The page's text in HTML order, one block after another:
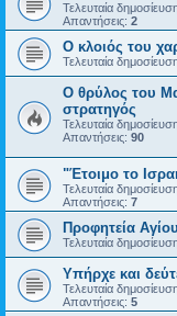
Τελευταία
Απαντήσεις: 2
Ο κλοιός του
Τελευταία
O θρύλος του
στρατηγός
Τελευταία
Απαντήσεις: 90
"Έτοιμο το
Τελευταία
Απαντήσεις: 7
Προφητεία
Τελευταία
Υπήρχε και
Τελευταία
Απαντήσεις: 5